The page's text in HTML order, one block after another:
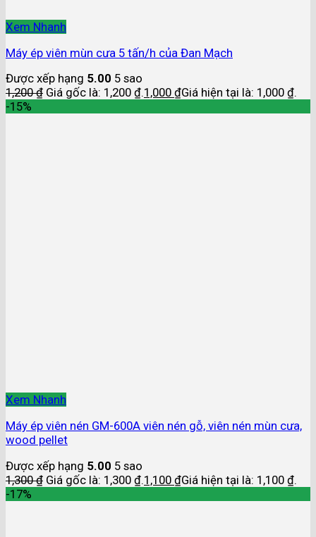
Xem Nhanh
Máy ép viên mùn cưa 5 tấn/h của Đan Mạch
Được xếp hạng 5.00 5 sao
1,200₫ Giá gốc là: 1,200 ₫.1,000 ₫Giá hiện tại là: 1,000 ₫.
-15%
Xem Nhanh
Máy ép viên nén GM-600A viên nén gỗ, viên nén mùn cưa,
wood pellet
Được xếp hạng 5.00 5 sao
1,300₫ Giá gốc là: 1,300 ₫.1,100 ₫Giá hiện tại là: 1,100 ₫.
-17%